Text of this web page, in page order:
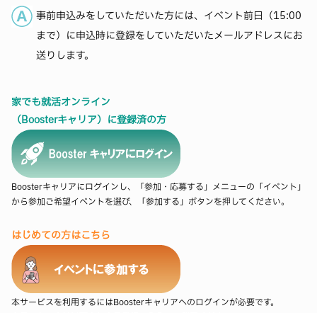
事前申込みをしていただいた方には、イベント前日（15:00
まで）に申込時に登録をしていただいたメールアドレスにお
送りします。
家でも就活オンライン
（Boosterキャリア）に登録済の方
Boosterキャリアにログインし、「参加・応募する」メニューの「イベント」
から参加ご希望イベントを選び、「参加する」ボタンを押してください。
はじめての方はこちら
本サービスを利用するにはBoosterキャリアへのログインが必要です。